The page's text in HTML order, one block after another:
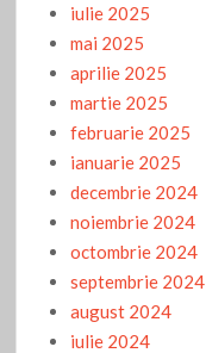
iulie 2025
mai 2025
aprilie 2025
martie 2025
februarie 2025
ianuarie 2025
decembrie 2024
noiembrie 2024
octombrie 2024
septembrie 2024
august 2024
iulie 2024